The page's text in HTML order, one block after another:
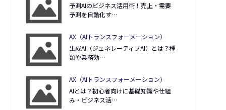
予測AIのビジネス活用術！売上・需要
予測を自動化す…
AX（AIトランスフォーメーション）
生成AI（ジェネレーティブAI）とは？種
類や業務効…
AX（AIトランスフォーメーション）
AIとは？初心者向けに基礎知識や仕組
み・ビジネス活…